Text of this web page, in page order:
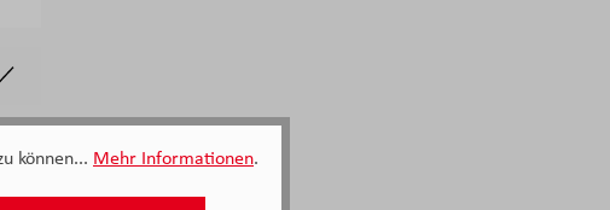
können... Mehr Informationen.